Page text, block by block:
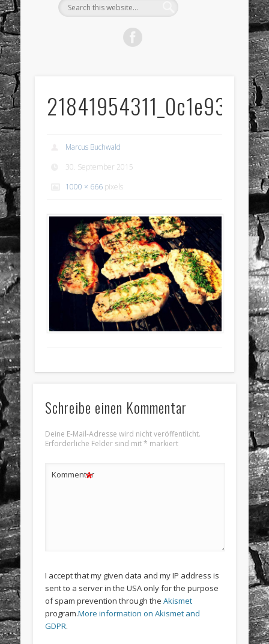
Marcus Buchwald
30. September 2015
1000 × 666 pixels
Schreibe einen Kommentar
Deine E-Mail-Adresse wird nicht veröffentlicht.
Erforderliche Felder sind mit* markiert
Kommentar
*
I accept that my given data and my IP address is
sent to a server in the USA only for the purpose
of spam prevention through the Akismet
program.More information on Akismet and
GDPR.